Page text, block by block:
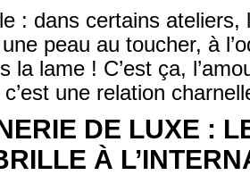
: dans certains ateliers,
peau au toucher, à
la lame ! C’est ça,
une relation
DE LUXE :
À